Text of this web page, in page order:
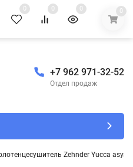
0 0 0 0
+7 962 971-32-52
Отдел продаж
Zehnder Yucca